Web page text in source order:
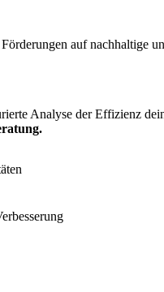
auf nachhaltige
Analyse der Effizienz